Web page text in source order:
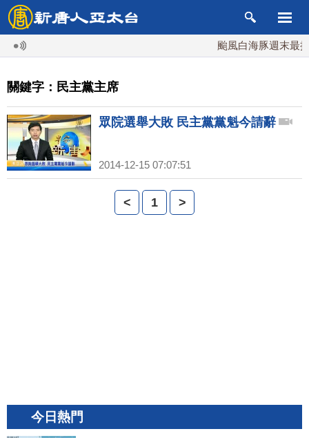
颱風白海豚週末最接
關鍵字：民主黨主席
眾院選舉大敗 民主黨黨魁今請辭
2014-12-15 07:07:51
< 1 >
今日熱門